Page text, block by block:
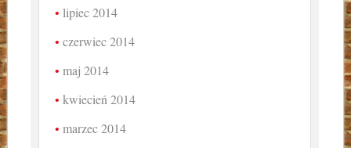
lipiec 2014
czerwiec 2014
maj 2014
kwiecień 2014
marzec 2014